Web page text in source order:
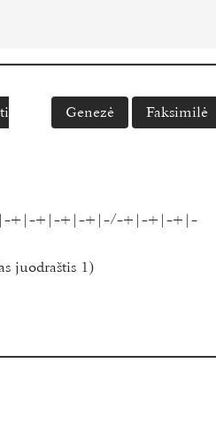
Genezė Faksimilė
+|-+|-+|-+|-/-+|-+|-+|-
juodraštis 1)
of Lithuania